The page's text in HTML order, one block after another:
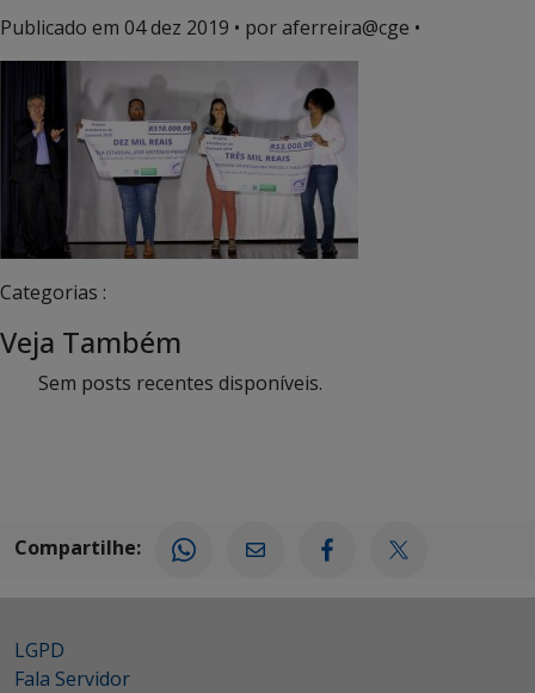
Publicado em 04 dez 2019 • por aferreira@cge •
Categorias :
Veja Também
Sem posts recentes disponíveis.
Compartilhe:
LGPD
Fala Servidor